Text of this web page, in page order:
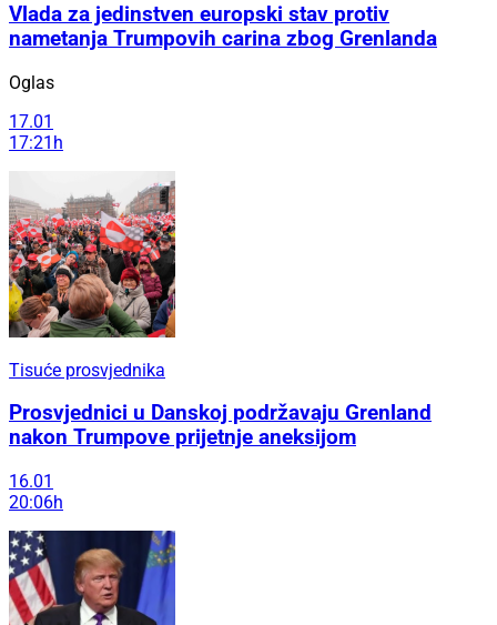
Vlada za jedinstven europski stav protiv
nametanja Trumpovih carina zbog Grenlanda
Oglas
17.01
17:21h
Tisuće prosvjednika
Prosvjednici u Danskoj podržavaju Grenland
nakon Trumpove prijetnje aneksijom
16.01
20:06h